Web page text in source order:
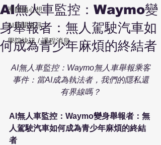
導師隨心想
AI新聞資訊
學院快訊 / 課程消息
AI無人車監控：Waymo變
身舉報者：無人駕駛汽車如
何成為青少年麻煩的終結者
AI無人車監控：Waymo無人車舉報乘客
事件：當AI成為執法者，我們的隱私還
有界線嗎？
AI無人車監控：Waymo變身舉報者：無
人駕駛汽車如何成為青少年麻煩的終結
者